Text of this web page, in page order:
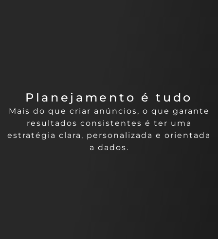
Planejamento é tudo
Mais do que criar anúncios, o que garante
resultados consistentes é ter uma
estratégia clara, personalizada e orientada
a dados.